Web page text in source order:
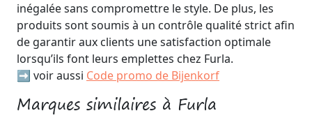
inégalée sans compromettre le style. De plus, les
produits sont soumis à un contrôle qualité strict afin
de garantir aux clients une satisfaction optimale
lorsqu’ils font leurs emplettes chez Furla.
➡️ voir aussi Code promo de Bijenkorf
Marques similaires à Furla